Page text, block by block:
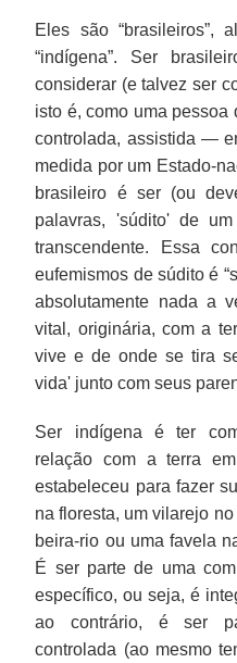
Eles são “brasileiros”,
“indígena”. Ser
considerar (e talvez ser
isto é, como uma pessoa
controlada, assistida —
medida por um Estado-
brasileiro é ser (ou
palavras, 'súdito' de
transcendente. Essa
eufemismos de súdito é
absolutamente nada a
vital, originária, com a
vive e de onde se tira
vida' junto com seus
Ser indígena é ter
relação com a terra
estabeleceu para fazer
na floresta, um vilarejo
beira-rio ou uma favela
É ser parte de uma
específico, ou seja, é
ao contrário, é ser
controlada (ao mesmo